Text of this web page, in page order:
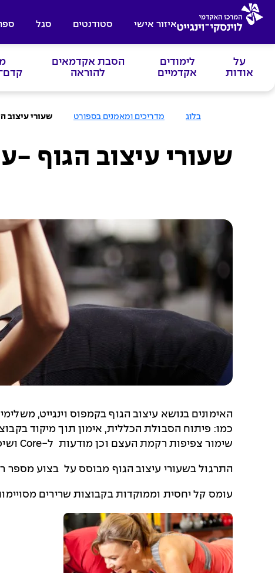
איזור אישי סטודנטים סגל
על
אודות
לימודים
אקדמיים
הסבת אקדמאים
להוראה
ה
ב
בלוג מדריכים ומאמנים בספורט שעורי עיצוב
שעורי עיצוב הגוף -
האימונים בנושא עיצוב הגוף בקמפוס וינגייט,
כמו: פיתוח הסבולת הכללית, אימון תוך מיקוד
שימור צפיפות רקמת העצם וכן מודעות ל-Core
התרגול בשעורי עיצוב הגוף מבוסס על בצוע
עומס קל יחסית וממוקדות בקבוצות שרירים